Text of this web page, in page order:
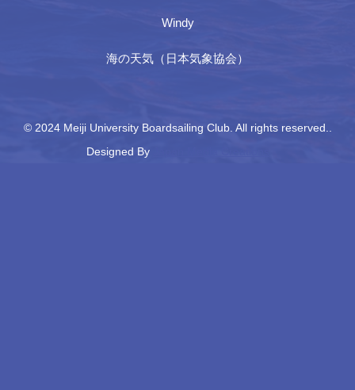
Windy
海の天気（日本気象協会）
© 2024 Meiji University Boardsailing Club. All rights reserved..
Designed By